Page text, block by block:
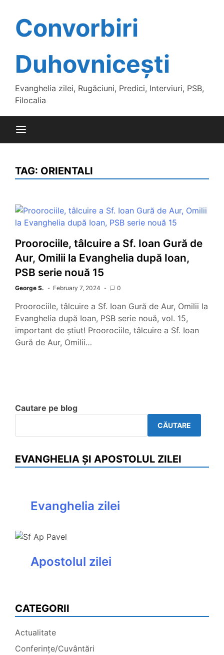
contentConvorbiri
Duhovnicești
Evanghelia zilei, Rugăciuni, Predici, Interviuri, PSB,
Filocalia
TAG: ORIENTALI
Proorociile, tâlcuire a Sf. Ioan Gură de
Aur, Omilii la Evanghelia după Ioan,
PSB serie nouă 15
George S. February 7, 2024 0
Proorociile, tâlcuire a Sf. Ioan Gură de Aur, Omilii la
Evanghelia după Ioan, PSB serie nouă, vol. 15,
important de știut! Proorociile, tâlcuire a Sf. Ioan
Gură de Aur, Omilii…
Cautare pe blog
CĂUTARE
EVANGHELIA ȘI APOSTOLUL ZILEI
Evanghelia zilei
Apostolul zilei
CATEGORII
Actualitate
Conferințe/Cuvântări